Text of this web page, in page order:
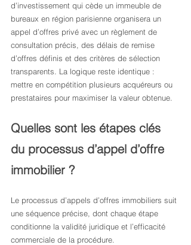
d’investissement qui cède un immeuble de
bureaux en région parisienne organisera un
appel d’offres privé avec un règlement de
consultation précis, des délais de remise
d’offres définis et des critères de sélection
transparents. La logique reste identique :
mettre en compétition plusieurs acquéreurs ou
prestataires pour maximiser la valeur obtenue.
Quelles sont les étapes clés
du processus d’appel d’offre
immobilier ?
Le processus d’appels d’offres immobiliers suit
une séquence précise, dont chaque étape
conditionne la validité juridique et l’efficacité
commerciale de la procédure.